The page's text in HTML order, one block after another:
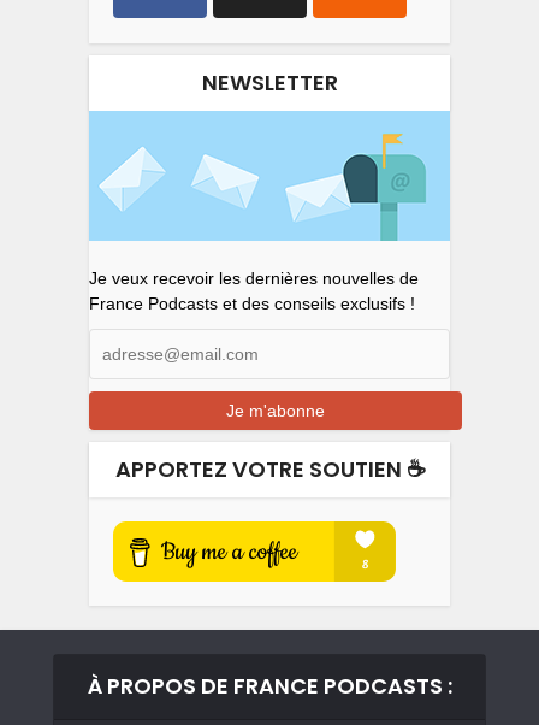
NEWSLETTER
Je veux recevoir les dernières nouvelles de
France Podcasts et des conseils exclusifs !
APPORTEZ VOTRE SOUTIEN ☕️
À PROPOS DE FRANCE PODCASTS :